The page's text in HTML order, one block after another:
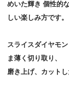
めいた輝き 個性的
しい楽しみ方です。
スライスダイヤモ
ま薄く切り取り、
磨き上げ、カット